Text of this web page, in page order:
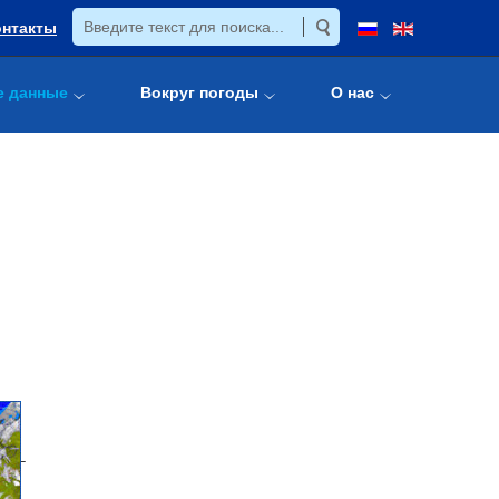
данные Вокруг погоды О нас